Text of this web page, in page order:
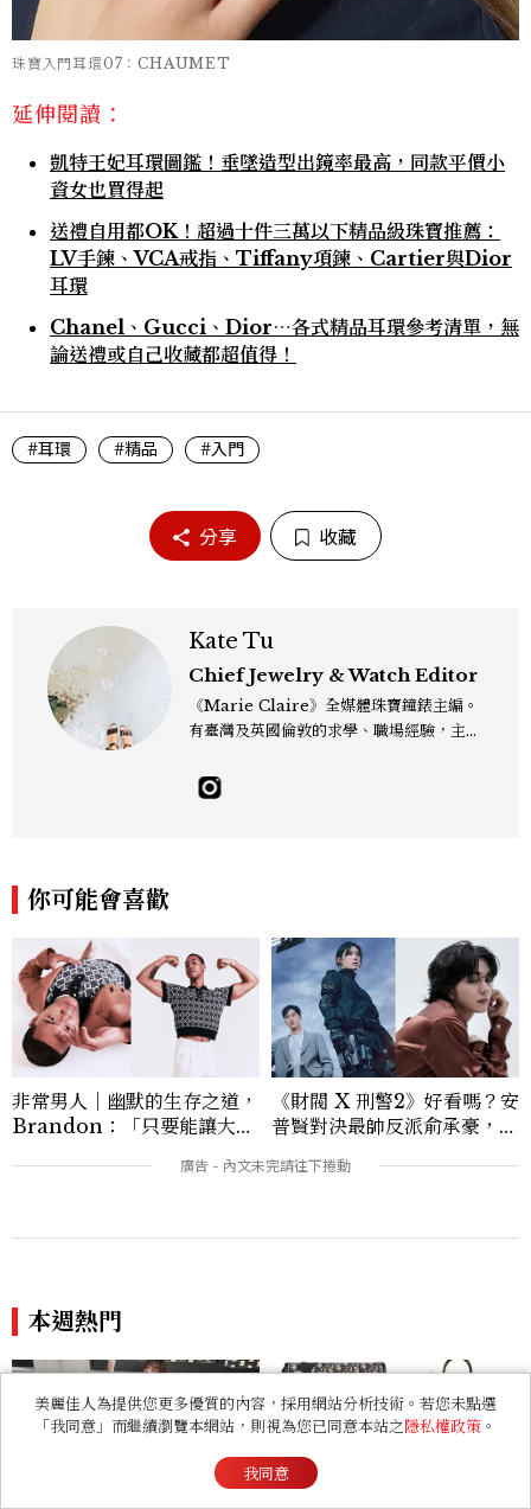
珠寶入門耳環07：CHAUMET
延伸閱讀：
凱特王妃耳環圖鑑！垂墜造型出鏡率最高，同款平價小
資女也買得起
送禮自用都OK！超過十件三萬以下精品級珠寶推薦：
LV手鍊、VCA戒指、Tiffany項鍊、Cartier與Dior
耳環
Chanel、Gucci、Dior⋯各式精品耳環參考清單，無
論送禮或自己收藏都超值得！
#耳環 #精品 #入門
分享 收藏
Kate Tu
Chief Jewelry & Watch Editor
《Marie Claire》全媒體珠寶鐘錶主編。
有臺灣及英國倫敦的求學、職場經驗，主修
佳人》編輯工作內容，包括錶展等國際活動
採訪、珠寶市場動態等專題，及視覺拍攝執
你可能會喜歡
非常男人｜幽默的生存之道，
Brandon：「只要能讓大家
讓敵人成為朋友。」
《財閥 X 刑警2》好看嗎？安
普賢對決最帥反派俞承豪，鄭
卡，用錢輾壓罪犯的陳利手回
本週熱門
美麗佳人為提供您更多優質的內容，採用網站分析技術。若您未點選
「我同意」而繼續瀏覽本網站，則視為您已同意本站之隱私權政策 。
我同意